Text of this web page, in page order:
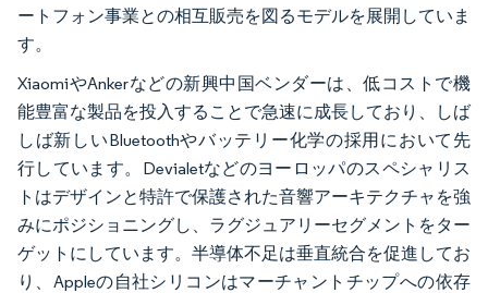
ートフォン事業との相互販売を図るモデルを展開していま
す。
XiaomiやAnkerなどの新興中国ベンダーは、低コストで機
能豊富な製品を投入することで急速に成長しており、しば
しば新しいBluetoothやバッテリー化学の採用において先
行しています。Devialetなどのヨーロッパのスペシャリス
トはデザインと特許で保護された音響アーキテクチャを強
みにポジショニングし、ラグジュアリーセグメントをター
ゲットにしています。半導体不足は垂直統合を促進してお
り、Appleの自社シリコンはマーチャントチップへの依存